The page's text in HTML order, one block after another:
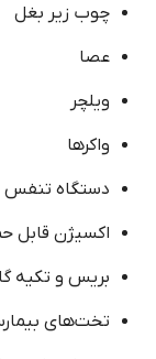
چوب زیر بغل
عصا
ویلچر
واکرها
دستگاه تنفس
اکسیژن قابل
بریس و تکیه
تخت‌های